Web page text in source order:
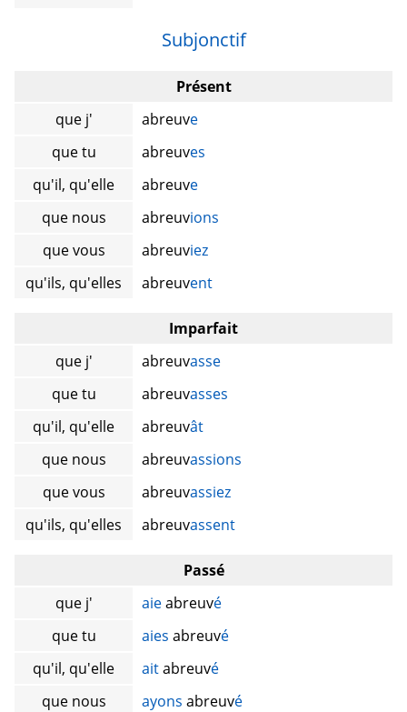
Subjonctif
Présent
que j'
abreuve
que tu
abreuves
qu'il, qu'elle
abreuve
que nous
abreuvions
que vous
abreuviez
qu'ils, qu'elles
abreuvent
Imparfait
que j'
abreuvasse
que tu
abreuvasses
qu'il, qu'elle
abreuvât
que nous
abreuvassions
que vous
abreuvassiez
qu'ils, qu'elles
abreuvassent
Passé
que j'
aieabreuvé
que tu
aies abreuvé
qu'il, qu'elle
aitabreuvé
que nous
ayons abreuvé